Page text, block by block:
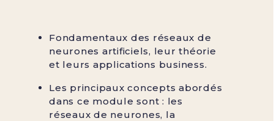
Fondamentaux des réseaux de
neurones artificiels, leur théorie
et leurs applications business.
Les principaux concepts abordés
dans ce module sont : les
réseaux de neurones, la